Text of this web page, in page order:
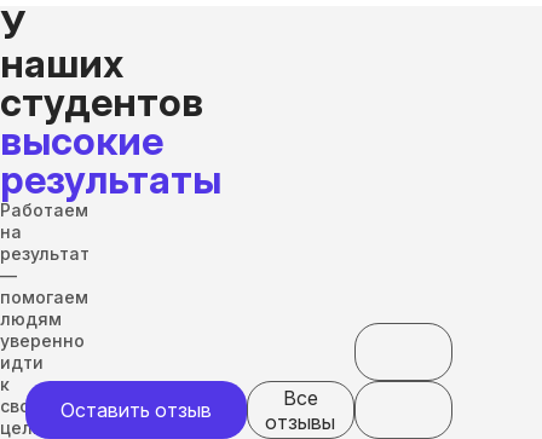
У
наших
студентов
высокие
результаты
Работаем
на
результат
—
помогаем
людям
уверенно
идти
к
своим
целям
Оставить отзыв
Все
отзывы